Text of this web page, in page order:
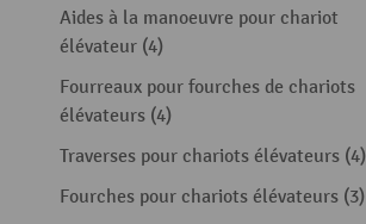
Aides à la manoeuvre pour chariot
élévateur (4)
Fourreaux pour fourches de chariots
élévateurs (4)
Traverses pour chariots élévateurs (4)
Fourches pour chariots élévateurs (3)